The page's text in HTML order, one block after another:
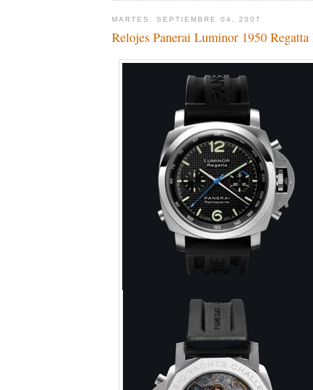
MARTES, SEPTIEMBRE 04, 2007
Relojes Panerai Luminor 1950 Regatta